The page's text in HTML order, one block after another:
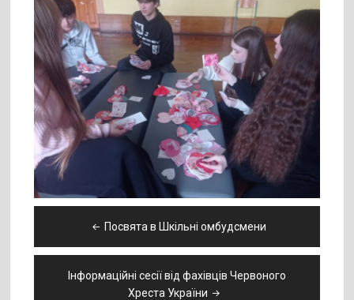
записів
Посвята в Шкільні омбудсмени
Інформаційні сесії від фахівців Червоного
Хреста України